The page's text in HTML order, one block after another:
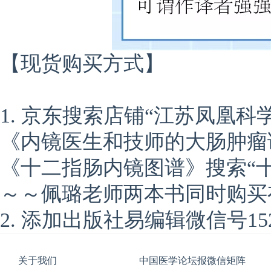
【现货购买方式】
1. 京东搜索店铺“江苏凤凰科
《内镜医生和技师的大肠肿
《十二指肠内镜图谱》搜索“
～～佩璐老师两本书同时购
2. 添加出版社易编辑微信号
关于我们 中国医学论坛报微信矩阵